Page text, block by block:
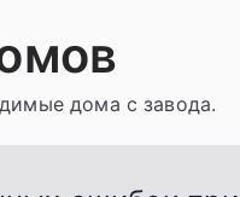
дома с завода.